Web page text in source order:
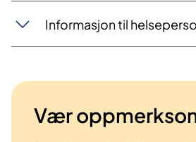
Informasjon til
Vær